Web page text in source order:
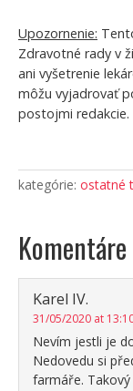
Upozornenie:
Zdravotné rady v
ani vyšetrenie
môžu vyjadrovať
postojmi redakcie.
kategórie: ostatné
Komentáre
Karel IV.
31/05/2020 at
Nevím jestli je
Nedovedu si
farmáře.